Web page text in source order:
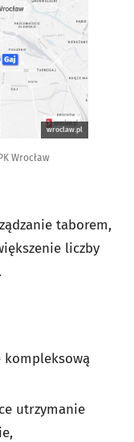
wroclaw.pl
Wrocław
taborem,
liczby
kompleksową
utrzymanie